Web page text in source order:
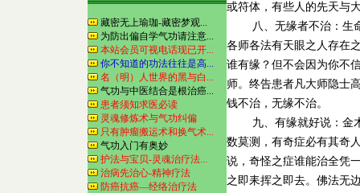
藏密无上瑜珈-藏密梦观...
为防出偏自学气功请注意...
本站会员可视电话现已开...
你不知道的功法往往是高...
名（明）人世界的黑与白...
气功与中医结合是根治癌...
患者须知求医必读
灵魂修炼术与气功纠偏
只有肿瘤搬运术和换气术...
气功入门有奥妙
护法与宝贝-灵魂治疗法...
治病先治心-精神疗法
防癌抗癌—经络治疗法
或符体，有些人的先天与
八、无缘者不治：生命
各师各法有天眼之人存在
谁有缘？但不会因为你不
师。终告患者凡大师隐士
钱不治，无缘不治。
九、有缘就好说：金木
数莫测，有奇症必有其奇
说，奇怪之症谁能治全凭
之即耒挥之即去。佛法无